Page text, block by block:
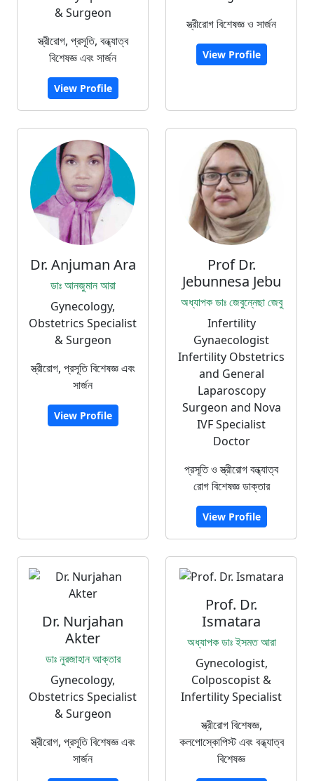
& Surgeon
স্ত্রীরোগ, প্রসূতি, বন্ধ্যাত্ব
বিশেষজ্ঞ এবং সার্জন
View Profile
স্ত্রীরোগ বিশেষজ্ঞ ও সার্জন
View Profile
Dr. Anjuman Ara
ডাঃ আনজুমান আরা
Gynecology,
Obstetrics Specialist
& Surgeon
স্ত্রীরোগ, প্রসূতি বিশেষজ্ঞ এবং
সার্জন
View Profile
Prof Dr.
Jebunnesa Jebu
অধ্যাপক ডাঃ জেবুন্নেছা জেবু
Infertility
Gynaecologist
Infertility Obstetrics
and General
Laparoscopy
Surgeon and Nova
IVF Specialist
Doctor
প্রসূতি ও স্ত্রীরোগ বন্ধ্যাত্ব
রোগ বিশেষজ্ঞ ডাক্তার
View Profile
Dr. Nurjahan
Akter
ডাঃ নুরজাহান আক্তার
Gynecology,
Obstetrics Specialist
& Surgeon
স্ত্রীরোগ, প্রসূতি বিশেষজ্ঞ এবং
সার্জন
Prof. Dr.
Ismatara
অধ্যাপক ডাঃ ইসমত আরা
Gynecologist,
Colposcopist &
Infertility Specialist
স্ত্রীরোগ বিশেষজ্ঞ,
কলপোস্কোপিস্ট এবং বন্ধ্যাত্ব
বিশেষজ্ঞ